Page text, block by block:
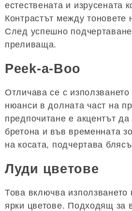
естествената и изрусената
Контрастът между тоновете
След успешно
преливаща.
Peek-a-Boo
Отличава се с
нюанси в долната част на
предпочитане е акцентът
бретона и във временната
на косата, подчертава
Луди цветове
Това включва използването
ярки цветове. Подходящ за